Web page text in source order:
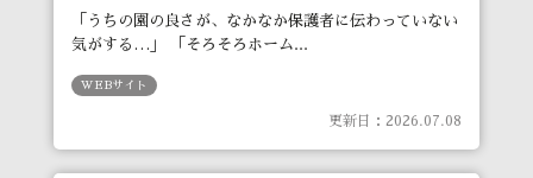
「うちの園の良さが、なかなか保護者に伝わっていない
気がする…」 「そろそろホーム...
WEBサイト
更新日：2026.07.08